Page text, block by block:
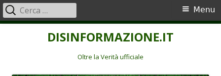
DISINFORMAZIONE.IT
Oltre la Verità ufficiale
Menu
principale
Menu
Ricerca
per: